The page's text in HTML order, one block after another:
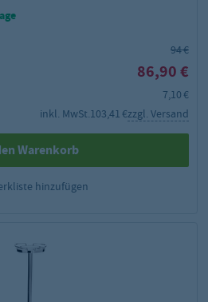
94 €
86,90 €
7,10 €
inkl. MwSt.103,41 €zzgl. Versand
Warenkorb
hinzufügen